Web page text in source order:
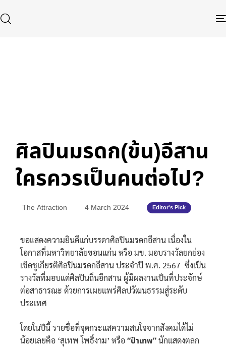
ศิลปินมรดก(ข้น)อีสาน
ใครควรเป็นคนต่อไป?
The Attraction 4 March 2024 Editor's Pick
ขอแสดงความยินดีแก่บรรดาศิลปินมรดกอีสาน เนื่องใน
โอกาสที่มหาวิทยาลัยขอนแก่น หรือ มข. มอบรางวัลยกย่อง
เชิดชูเกียรติศิลปินมรดกอีสาน ประจำปี พ.ศ. 2567 ซึ่งเป็น
รางวัลที่มอบแด่ศิลปินถิ่นอีกสาน ผู้มีผลงานเป็นที่ประจักษ์
ต่อสาธารณะ ด้วยการเผยแพร่ศิลปวัฒนธรรมสู่ระดับ
ประเทศ
โดยในปีนี้ รายชื่อที่จุดกระแสความสนใจจากสังคมได้ไม่
น้อยเลยคือ ‘สุเทพ โพธิ์งาม’ หรือ“ป๋าเทพ”นักแสดงตลก